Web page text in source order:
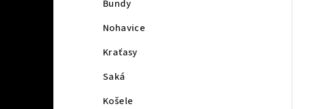
Bundy
Nohavice
Kraťasy
Saká
Košele